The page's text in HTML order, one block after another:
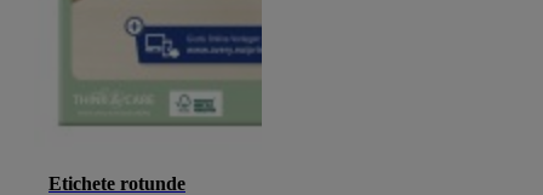
Etichete rotunde